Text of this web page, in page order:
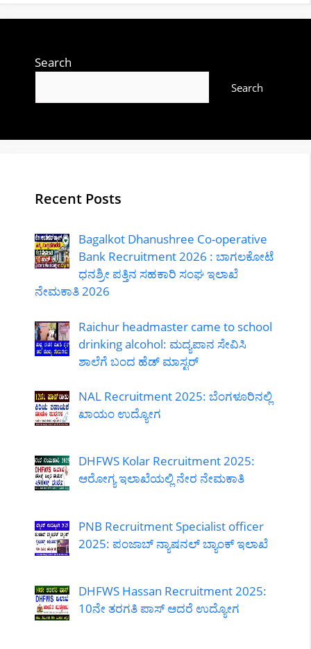
Search
Search
Recent Posts
Bagalkot Dhanushree Co-operative
Bank Recruitment 2026 : ಬಾಗಲಕೋಟೆ
ಧನಶ್ರೀ ಪತ್ತಿನ ಸಹಕಾರಿ ಸಂಘ ಇಲಾಖೆ
ನೇಮಕಾತಿ 2026
Raichur headmaster came to school
drinking alcohol: ಮದ್ಯಪಾನ ಸೇವಿಸಿ
ಶಾಲೆಗೆ ಬಂದ ಹೆಡ್ ಮಾಸ್ಟರ್
NAL Recruitment 2025: ಬೆಂಗಳೂರಿನಲ್ಲಿ
ಖಾಯಂ ಉದ್ಯೋಗ
DHFWS Kolar Recruitment 2025:
ಆರೋಗ್ಯ ಇಲಾಖೆಯಲ್ಲಿ ನೇರ ನೇಮಕಾತಿ
PNB Recruitment Specialist officer
2025: ಪಂಜಾಬ್ ನ್ಯಾಷನಲ್ ಬ್ಯಾಂಕ್ ಇಲಾಖೆ
DHFWS Hassan Recruitment 2025:
10ನೇ ತರಗತಿ ಪಾಸ್ ಆದರೆ ಉದ್ಯೋಗ